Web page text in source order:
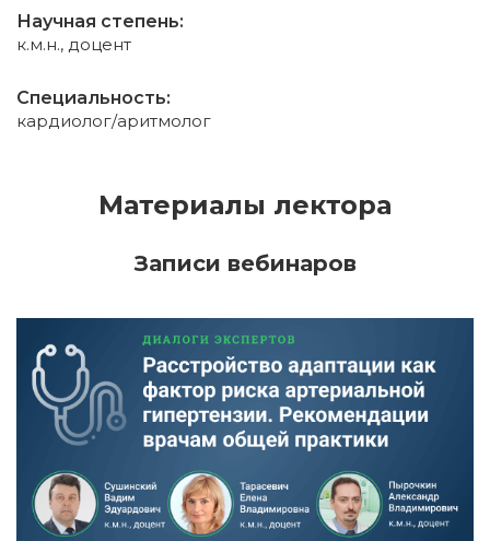
Научная степень:
к.м.н., доцент
Специальность:
кардиолог/аритмолог
Материалы лектора
Записи вебинаров
ЗАРЕГИСТРИРОВАТЬСЯ ВОЙТИ
Подтвердите списание баллов
После подтверждения медкоины будут
списаны с Вашего счета.
ПОЛУЧИТЬ ОТМЕНА
Приобретено